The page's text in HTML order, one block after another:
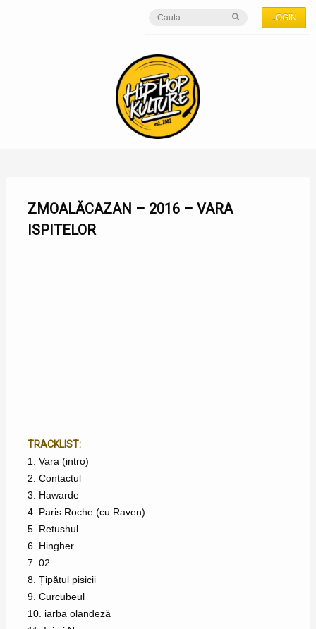
LOGIN
ZMOALĂCAZAN – 2016 – VARA
ISPITELOR
TRACKLIST:
1. Vara (intro)
2. Contactul
3. Hawarde
4. Paris Roche (cu Raven)
5. Retushul
6. Hingher
7. 02
8. Țipătul pisicii
9. Curcubeul
10. iarba olandeză